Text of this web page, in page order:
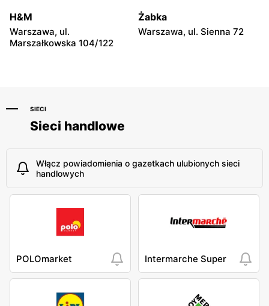
H&M
Warszawa, ul.
Marszałkowska 104/122
Żabka
Warszawa, ul. Sienna 72
SIECI
Sieci handlowe
Włącz powiadomienia o gazetkach ulubionych sieci
handlowych
POLOmarket Intermarche Super